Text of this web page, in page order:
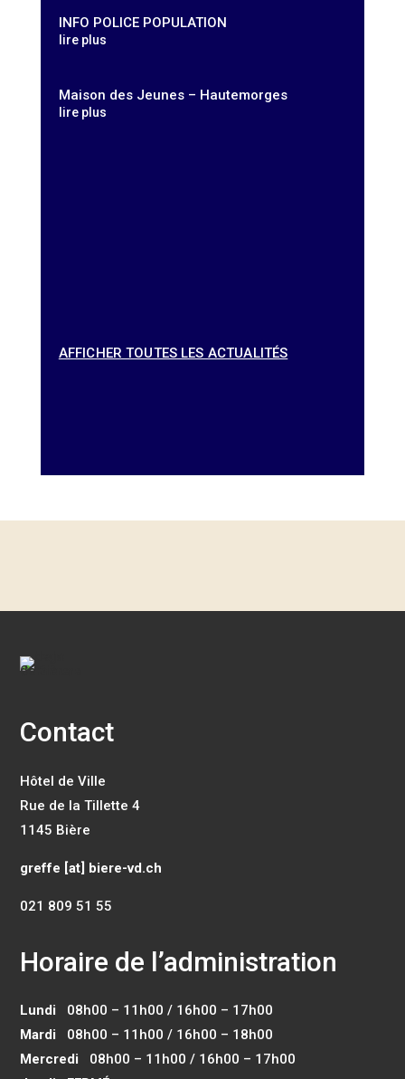
INFO POLICE POPULATION
lire plus
Maison des Jeunes – Hautemorges
lire plus
AFFICHER TOUTES LES ACTUALITÉS
Contact
Hôtel de Ville
Rue de la Tillette 4
1145 Bière
greffe [at] biere-vd.ch
021 809 51 55
Horaire de l’administration
Lundi 08h00 – 11h00 / 16h00 – 17h00
Mardi 08h00 – 11h00 / 16h00 – 18h00
Mercredi 08h00 – 11h00 / 16h00 – 17h00